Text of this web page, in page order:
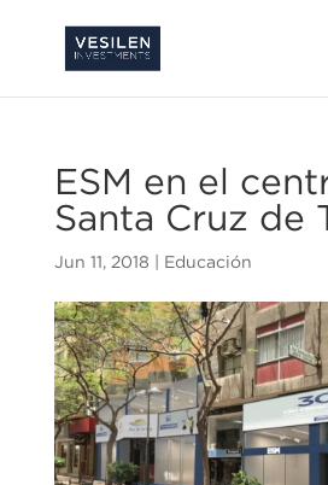
ESM en el
Santa Cruz de
Jun 11, 2018 Educación